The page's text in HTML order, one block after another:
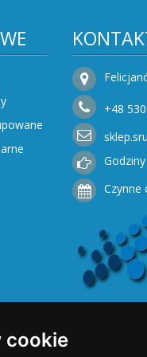
cookie
+48 530
Czynne